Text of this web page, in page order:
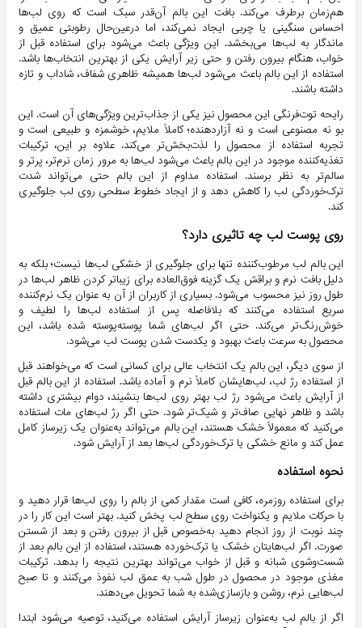
هم‌زمان برطرف می‌کند. بافت این بالم آن‌قدر سبک است که روی لب‌ها
احساس سنگینی یا چربی ایجاد نمی‌کند، اما درعین‌حال رطوبتی عمیق و
ماندگار به لب‌ها می‌بخشد. این ویژگی باعث می‌شود برای استفاده قبل از
خواب، هنگام بیرون رفتن و حتی زیر آرایش یکی از بهترین انتخاب‌ها باشد.
استفاده از این بالم باعث می‌شود لب‌ها همیشه ظاهری شفاف، شاداب و تازه
داشته باشند.
رایحه توت‌فرنگی این محصول نیز یکی از جذاب‌ترین ویژگی‌های آن است. این
بو نه مصنوعی است و نه آزاردهنده؛ کاملاً ملایم، خوشمزه و طبیعی است و
تجربه استفاده از محصول را لذت‌بخش‌تر می‌کند. علاوه بر این، ترکیبات
تغذیه‌کننده موجود در این بالم باعث می‌شود لب‌ها به مرور زمان نرم‌تر، پرتر و
سالم‌تر به نظر برسند. استفاده مداوم از این بالم حتی می‌تواند شدت
ترک‌خوردگی لب را کاهش دهد و از ایجاد خطوط سطحی روی لب جلوگیری
کند.
روی پوست لب چه تاثیری دارد؟
این بالم لب مرطوب‌کننده تنها برای جلوگیری از خشکی لب‌ها نیست؛ بلکه به
دلیل بافت نرم و براقش یک گزینه فوق‌العاده برای زیباتر کردن ظاهر لب‌ها در
طول روز نیز محسوب می‌شود. بسیاری از کاربران از آن به عنوان یک نرم‌کننده
سریع استفاده می‌کنند که بلافاصله پس از استفاده لب‌ها را لطیف و
خوش‌رنگ‌تر می‌کند. حتی اگر لب‌های شما پوسته‌پوسته شده باشد، این
محصول به سرعت باعث بهبود و یکدست شدن پوست لب می‌شود.
از سوی دیگر، این بالم یک انتخاب عالی برای کسانی است که می‌خواهند قبل
از استفاده رژ لب، لب‌هایشان کاملاً نرم و آماده باشد. استفاده از این بالم قبل
از آرایش باعث می‌شود رژ لب بهتر روی لب‌ها بنشیند، دوام بیشتری داشته
باشد و ظاهر نهایی صاف‌تر و شیک‌تر شود. حتی اگر رژ لب‌های مات استفاده
می‌کنید که معمولاً خشک هستند، این بالم می‌تواند به‌عنوان یک زیرساز کامل
عمل کند و مانع خشکی یا ترک‌خوردگی لب‌ها بعد از آرایش شود.
نحوه استفاده
برای استفاده روزمره، کافی است مقدار کمی از بالم را روی لب‌ها قرار دهید و
با حرکات ملایم و یکنواخت روی سطح لب پخش کنید. بهتر است این کار را در
چند نوبت از روز انجام دهید به‌خصوص قبل از بیرون رفتن و بعد از شستن
صورت. اگر لب‌هایتان خشک یا ترک‌خورده هستند، استفاده از این بالم بعد از
شست‌وشوی شبانه و قبل از خواب می‌تواند بهترین نتیجه را بدهد. ترکیبات
مغذی موجود در محصول در طول شب به عمق لب نفوذ می‌کنند و تا صبح
لب‌هایی نرم، روشن و بازسازی‌شده به شما تحویل می‌دهند.
اگر از بالم لب به‌عنوان زیرساز آرایش استفاده می‌کنید، توصیه می‌شود ابتدا